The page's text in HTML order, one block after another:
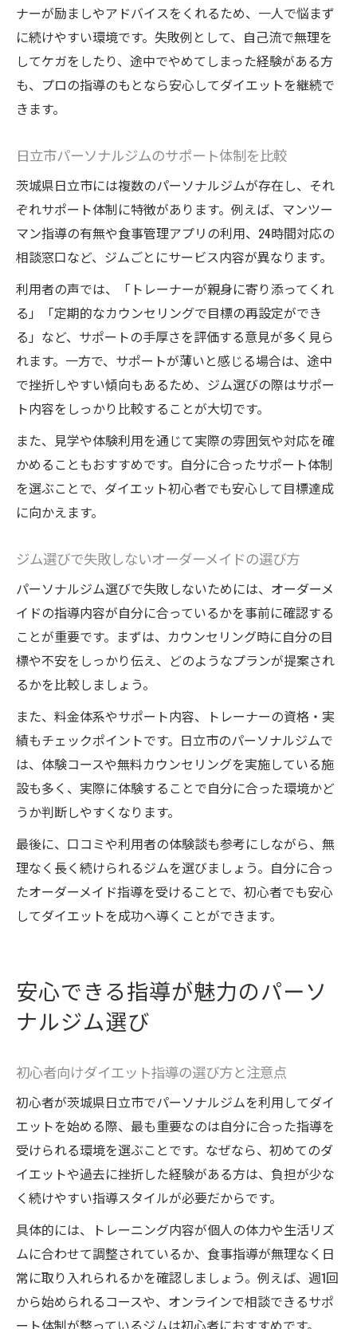
ナーが励ましやアドバイスをくれるため、一人で悩まず
に続けやすい環境です。失敗例として、自己流で無理を
してケガをしたり、途中でやめてしまった経験がある方
も、プロの指導のもとなら安心してダイエットを継続で
きます。
日立市パーソナルジムのサポート体制を比較
茨城県日立市には複数のパーソナルジムが存在し、それ
ぞれサポート体制に特徴があります。例えば、マンツー
マン指導の有無や食事管理アプリの利用、24時間対応の
相談窓口など、ジムごとにサービス内容が異なります。
利用者の声では、「トレーナーが親身に寄り添ってくれ
る」「定期的なカウンセリングで目標の再設定ができ
る」など、サポートの手厚さを評価する意見が多く見ら
れます。一方で、サポートが薄いと感じる場合は、途中
で挫折しやすい傾向もあるため、ジム選びの際はサポー
ト内容をしっかり比較することが大切です。
また、見学や体験利用を通じて実際の雰囲気や対応を確
かめることもおすすめです。自分に合ったサポート体制
を選ぶことで、ダイエット初心者でも安心して目標達成
に向かえます。
ジム選びで失敗しないオーダーメイドの選び方
パーソナルジム選びで失敗しないためには、オーダーメ
イドの指導内容が自分に合っているかを事前に確認する
ことが重要です。まずは、カウンセリング時に自分の目
標や不安をしっかり伝え、どのようなプランが提案され
るかを比較しましょう。
また、料金体系やサポート内容、トレーナーの資格・実
績もチェックポイントです。日立市のパーソナルジムで
は、体験コースや無料カウンセリングを実施している施
設も多く、実際に体験することで自分に合った環境かど
うか判断しやすくなります。
最後に、口コミや利用者の体験談も参考にしながら、無
理なく長く続けられるジムを選びましょう。自分に合っ
たオーダーメイド指導を受けることで、初心者でも安心
してダイエットを成功へ導くことができます。
安心できる指導が魅力のパーソ
ナルジム選び
初心者向けダイエット指導の選び方と注意点
初心者が茨城県日立市でパーソナルジムを利用してダイ
エットを始める際、最も重要なのは自分に合った指導を
受けられる環境を選ぶことです。なぜなら、初めてのダ
イエットや過去に挫折した経験がある方は、負担が少な
く続けやすい指導スタイルが必要だからです。
具体的には、トレーニング内容が個人の体力や生活リズ
ムに合わせて調整されているか、食事指導が無理なく日
常に取り入れられるかを確認しましょう。例えば、週1回
から始められるコースや、オンラインで相談できるサポ